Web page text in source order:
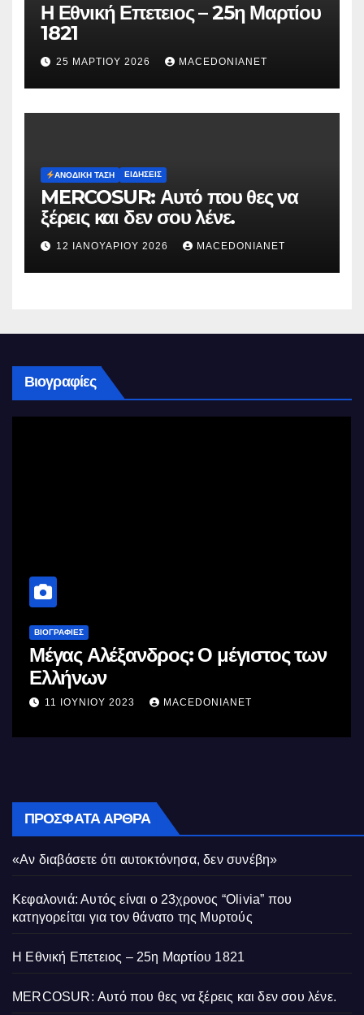
Η Εθνική Επετειος – 25η Μαρτίου
1821
25 ΜΑΡΤΊΟΥ 2026 MACEDONIANET
ΑΝΟΔΙΚΉ ΤΆΣΗ ΕΙΔΉΣΕΙΣ
MERCOSUR: Αυτό που θες να
ξέρεις και δεν σου λένε.
12 ΙΑΝΟΥΑΡΊΟΥ 2026 MACEDONIANET
Βιογραφίες
ΒΙΟΓΡΑΦΊΕΣ
Μέγας Αλέξανδρος: Ο μέγιστος των
Ελλήνων
11 ΙΟΥΝΊΟΥ 2023 MACEDONIANET
ΠΡΌΣΦΑΤΑ ΆΡΘΡΑ
«Αν διαβάσετε ότι αυτοκτόνησα, δεν συνέβη»
Κεφαλονιά: Αυτός είναι ο 23χρονος “Olivia” που
κατηγορείται για τον θάνατο της Μυρτούς
Η Εθνική Επετειος – 25η Μαρτίου 1821
MERCOSUR: Αυτό που θες να ξέρεις και δεν σου λένε.